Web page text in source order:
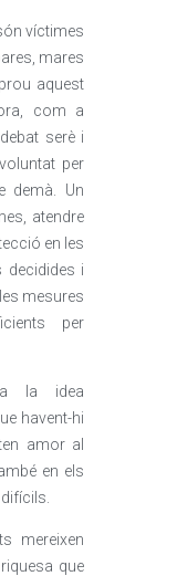
víctimes
mares
aquest
com a
serè i
per
demà. Un
atendre
en les
decidides i
mesures
per
la idea
havent-hi
amor al
en els
mereixen
que